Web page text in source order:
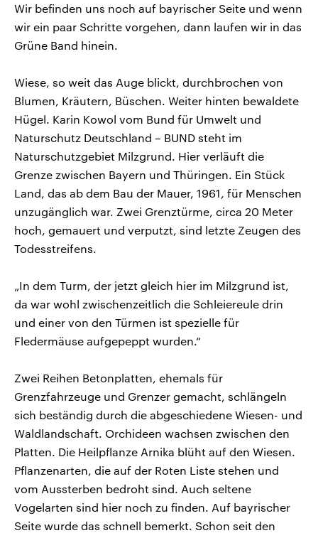
Wir befinden uns noch auf bayrischer Seite und wenn
wir ein paar Schritte vorgehen, dann laufen wir in das
Grüne Band hinein.
Wiese, so weit das Auge blickt, durchbrochen von
Blumen, Kräutern, Büschen. Weiter hinten bewaldete
Hügel. Karin Kowol vom Bund für Umwelt und
Naturschutz Deutschland – BUND steht im
Naturschutzgebiet Milzgrund. Hier verläuft die
Grenze zwischen Bayern und Thüringen. Ein Stück
Land, das ab dem Bau der Mauer, 1961, für Menschen
unzugänglich war. Zwei Grenztürme, circa 20 Meter
hoch, gemauert und verputzt, sind letzte Zeugen des
Todesstreifens.
„In dem Turm, der jetzt gleich hier im Milzgrund ist,
da war wohl zwischenzeitlich die Schleiereule drin
und einer von den Türmen ist spezielle für
Fledermäuse aufgepeppt wurden.“
Zwei Reihen Betonplatten, ehemals für
Grenzfahrzeuge und Grenzer gemacht, schlängeln
sich beständig durch die abgeschiedene Wiesen- und
Waldlandschaft. Orchideen wachsen zwischen den
Platten. Die Heilpflanze Arnika blüht auf den Wiesen.
Pflanzenarten, die auf der Roten Liste stehen und
vom Aussterben bedroht sind. Auch seltene
Vogelarten sind hier noch zu finden. Auf bayrischer
Seite wurde das schnell bemerkt. Schon seit den